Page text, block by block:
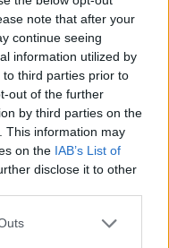
note that after your
continue seeing
information utilized by
third parties prior to
out of the further
by third parties on the
This information may
on the IAB’s List of
disclose it to other
Urlaub bin. Ich habe
geht. Die App
aber sie unterstützt
und
ausdrücken kannst
ist, dass du dich in